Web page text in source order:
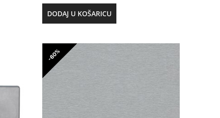
DODAJ U KOŠARICU
-60%